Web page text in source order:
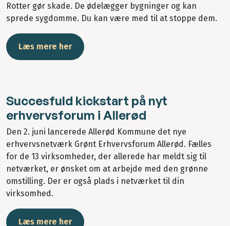
Rotter gør skade. De ødelægger bygninger og kan
sprede sygdomme. Du kan være med til at stoppe dem.
Læs mere her
Succesfuld kickstart på nyt
erhvervsforum i Allerød
Den 2. juni lancerede Allerød Kommune det nye
erhvervsnetværk Grønt Erhvervsforum Allerød. Fælles
for de 13 virksomheder, der allerede har meldt sig til
netværket, er ønsket om at arbejde med den grønne
omstilling. Der er også plads i netværket til din
virksomhed.
Læs mere her